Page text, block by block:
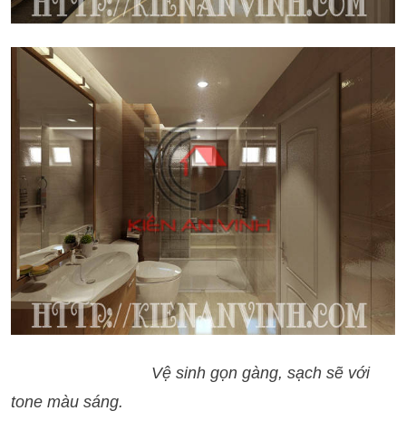
Vệ sinh gọn gàng, sạch sẽ với
tone màu sáng.